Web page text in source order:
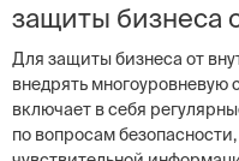
защиты бизнеса
Для защиты бизнеса от
внедрять многоуровневую
включает в себя
по вопросам